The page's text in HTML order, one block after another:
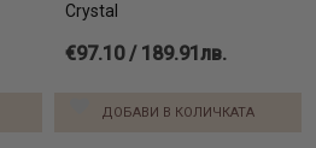
Crystal
€97.10 / 189.91лв.
ДОБАВИ В КОЛИЧКАТА